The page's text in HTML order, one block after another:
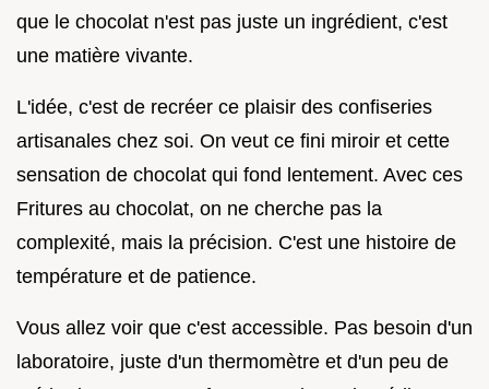
que le chocolat n'est pas juste un ingrédient, c'est
une matière vivante.
L'idée, c'est de recréer ce plaisir des confiseries
artisanales chez soi. On veut ce fini miroir et cette
sensation de chocolat qui fond lentement. Avec ces
Fritures au chocolat, on ne cherche pas la
complexité, mais la précision. C'est une histoire de
température et de patience.
Vous allez voir que c'est accessible. Pas besoin d'un
laboratoire, juste d'un thermomètre et d'un peu de